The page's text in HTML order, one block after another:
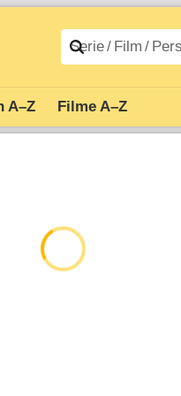
A–Z Filme A–Z